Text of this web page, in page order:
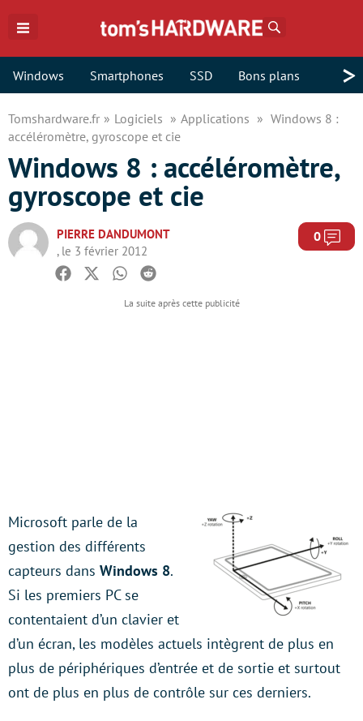
Windows Smartphones SSD Bons plans >
Tomshardware.fr Logiciels Applications
Windows 8 :
accéléromètre, gyroscope et cie
Windows 8 : accéléromètre,
gyroscope et cie
PIERRE DANDUMONT
, le 3 février 2012
0
Facebook
TwitterWhatsapp
Reddit
Microsoft parle de la
gestion des différents
capteurs dans Windows 8.
Si les premiers PC se
contentaient d’un clavier et
d’un écran, les modèles actuels intègrent de plus en
plus de périphériques d’entrée et de sortie et surtout
ont de plus en plus de contrôle sur ces derniers.